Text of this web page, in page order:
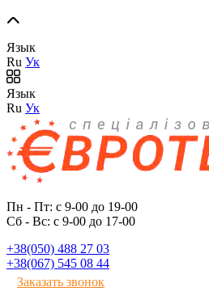
Язык
Ru Ук
Язык
Ru Ук
Пн - Пт: с 9-00 до 19-00
Сб - Вс: с 9-00 до 17-00
+38(050) 488 27 03
+38(067) 545 08 44
Заказать звонок